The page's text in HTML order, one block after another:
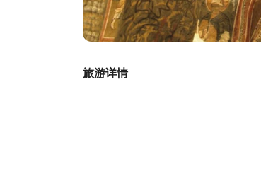
旅游详情